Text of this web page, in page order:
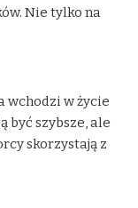
Nie tylko na
wchodzi w życie
być szybsze, ale
skorzystają z